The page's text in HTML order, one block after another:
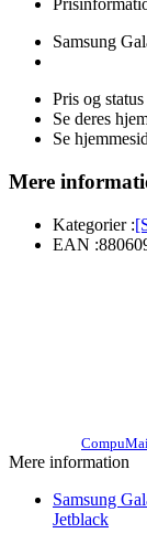
Samsung
Pris og
Se deres
Se
Mere
Kategorier :
EAN :
Mere information
Samsung
Jetblack